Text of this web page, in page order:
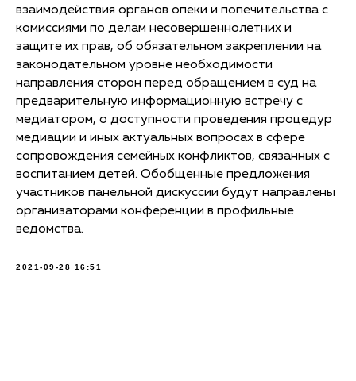
взаимодействия органов опеки и попечительства с
комиссиями по делам несовершеннолетних и
защите их прав, об обязательном закреплении на
законодательном уровне необходимости
направления сторон перед обращением в суд на
предварительную информационную встречу с
медиатором, о доступности проведения процедур
медиации и иных актуальных вопросах в сфере
сопровождения семейных конфликтов, связанных с
воспитанием детей. Обобщенные предложения
участников панельной дискуссии будут направлены
организаторами конференции в профильные
ведомства.
2021-09-28 16:51